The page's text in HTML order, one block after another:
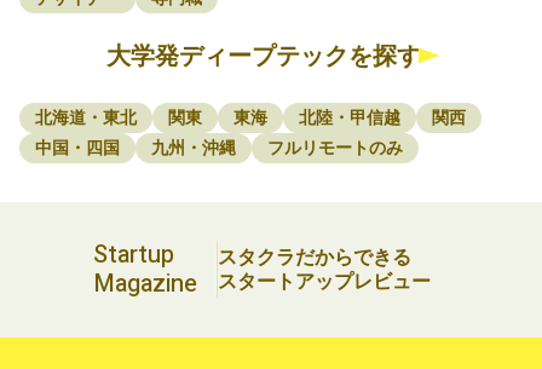
大学発ディープテックを探す
北海道・東北 関東 東海 北陸・甲信越
関西
中国・四国
九州・沖縄 フルリモートのみ
Startup
Magazine
スタクラだからできる
スタートアップレビュー